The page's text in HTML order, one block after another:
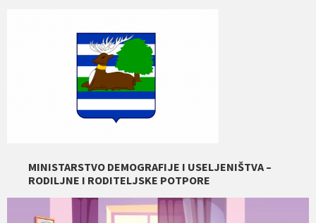
MINISTARSTVO DEMOGRAFIJE I USELJENIŠTVA –
RODILJNE I RODITELJSKE POTPORE